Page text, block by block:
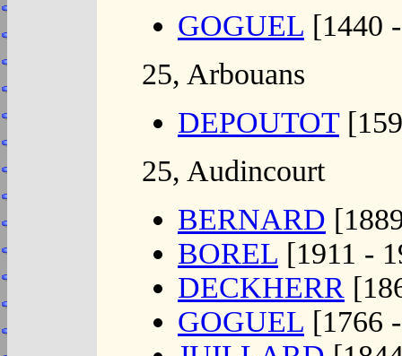
GOGUEL [1440
25, Arbouans
DEPOUTOT
25, Audincourt
BERNARD
BOREL [1911 -
DECKHERR
GOGUEL [1766